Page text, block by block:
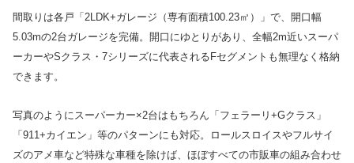
間取りは各戸「2LDK+ガレージ（専有面積100.23㎡）」で、開口幅
5.03mの2台ガレージを完備。開口にゆとりがあり、全幅2m近いスーパ
ーカーやSクラス・7シリーズに代表されるFセグメントも無理なく格納
できます。
写真のようにスーパーカー×2台はもちろん「フェラーリ+Gクラス」
「911+カイエン」等のパターンにも対応。ロールスロイスやフルサイ
ズのアメ車など特殊な車種を除けば、ほぼすべての市販車の組み合わせ